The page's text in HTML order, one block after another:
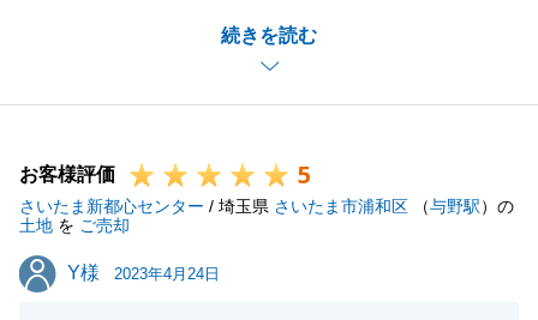
続きを読む
と、改めて感謝申し上げます。
またご子息様を紹介したいとの事で、とても光栄でご
ざいます。
けして頂けると幸いです。
今後とも、何卒宜しくお願い申し上げます。
お客様評価 5
さいたま新都心センター / 埼玉県 さいたま市浦和区 （与野駅）の
土地 を ご売却
Y様
Y様 2023年4月24日